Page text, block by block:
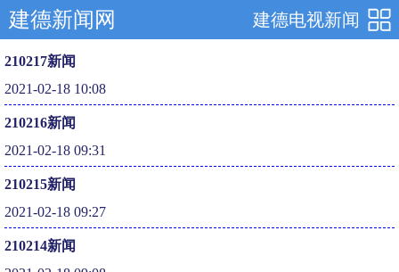
建德电视新闻
建德新闻网
210217新闻
2021-02-18 10:08
210216新闻
2021-02-18 09:31
210215新闻
2021-02-18 09:27
210214新闻